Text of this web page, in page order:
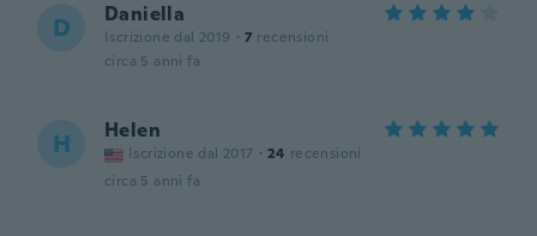
D Daniella
Iscrizione dal 2019 · 7 recensioni
circa 5 anni fa
H Helen
Iscrizione dal 2017 · 24 recensioni
circa 5 anni fa